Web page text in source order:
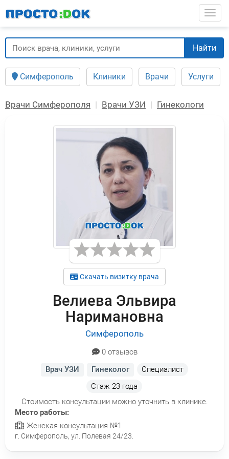
содержанию
Найти
Симферополь Клиники Врачи Услуги
Врачи Симферополя Врачи УЗИ Гинекологи
Скачать визитку врача
Велиева Эльвира
Наримановна
Симферополь
0 отзывов
Врач УЗИ
Гинеколог
Специалист
Стаж 23 года
Стоимость консультации можно уточнить в клинике.
Место работы:
Женская консультация №1
г. Симферополь, ул. Полевая 24/23.